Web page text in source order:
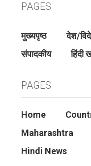
PAGES
मुख्यपृष्ठ देश/
संपादकीय
हिंदी
PAGES
Home
Maharashtra
Hindi News